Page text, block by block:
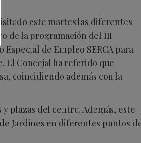
este martes las diferentes
de la programación del III
de Empleo SERCA para
El Concejal ha referido que
coincidiendo además con la
plazas del centro. Además, este
Jardines en diferentes puntos